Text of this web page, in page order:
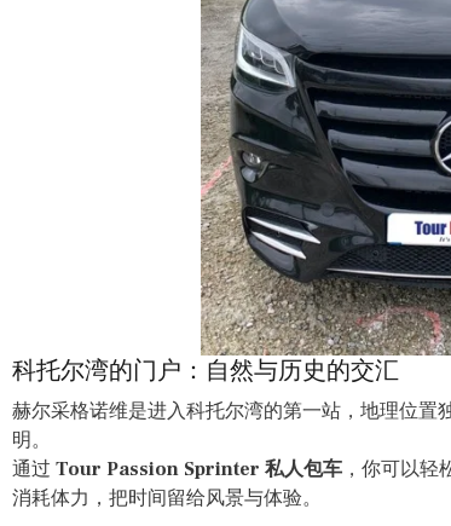
科托尔湾的门户：自然与历史的交汇
赫尔采格诺维是进入科托尔湾的第一站，地理位
明。
通过 Tour Passion Sprinter 私人包车 ，你可以
消耗体力，把时间留给风景与体验。